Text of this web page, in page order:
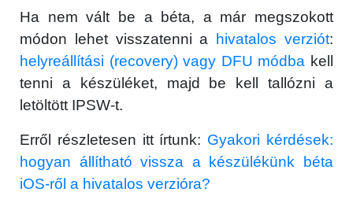
Ha nem vált be a béta, a már megszokott
módon lehet visszatenni a hivatalos verziót:
helyreállítási (recovery) vagy DFU módba kell
tenni a készüléket, majd be kell tallózni a
letöltött IPSW-t.
Erről részletesen itt írtunk: Gyakori kérdések:
hogyan állítható vissza a készülékünk béta
iOS-ről a hivatalos verzióra?